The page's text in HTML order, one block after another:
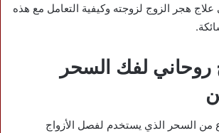
هجر الزوج لزوجته وكيفية التعامل مع هذه
روحاني لفك السحر
من السحر الذي يستخدم لفصل الأزواج